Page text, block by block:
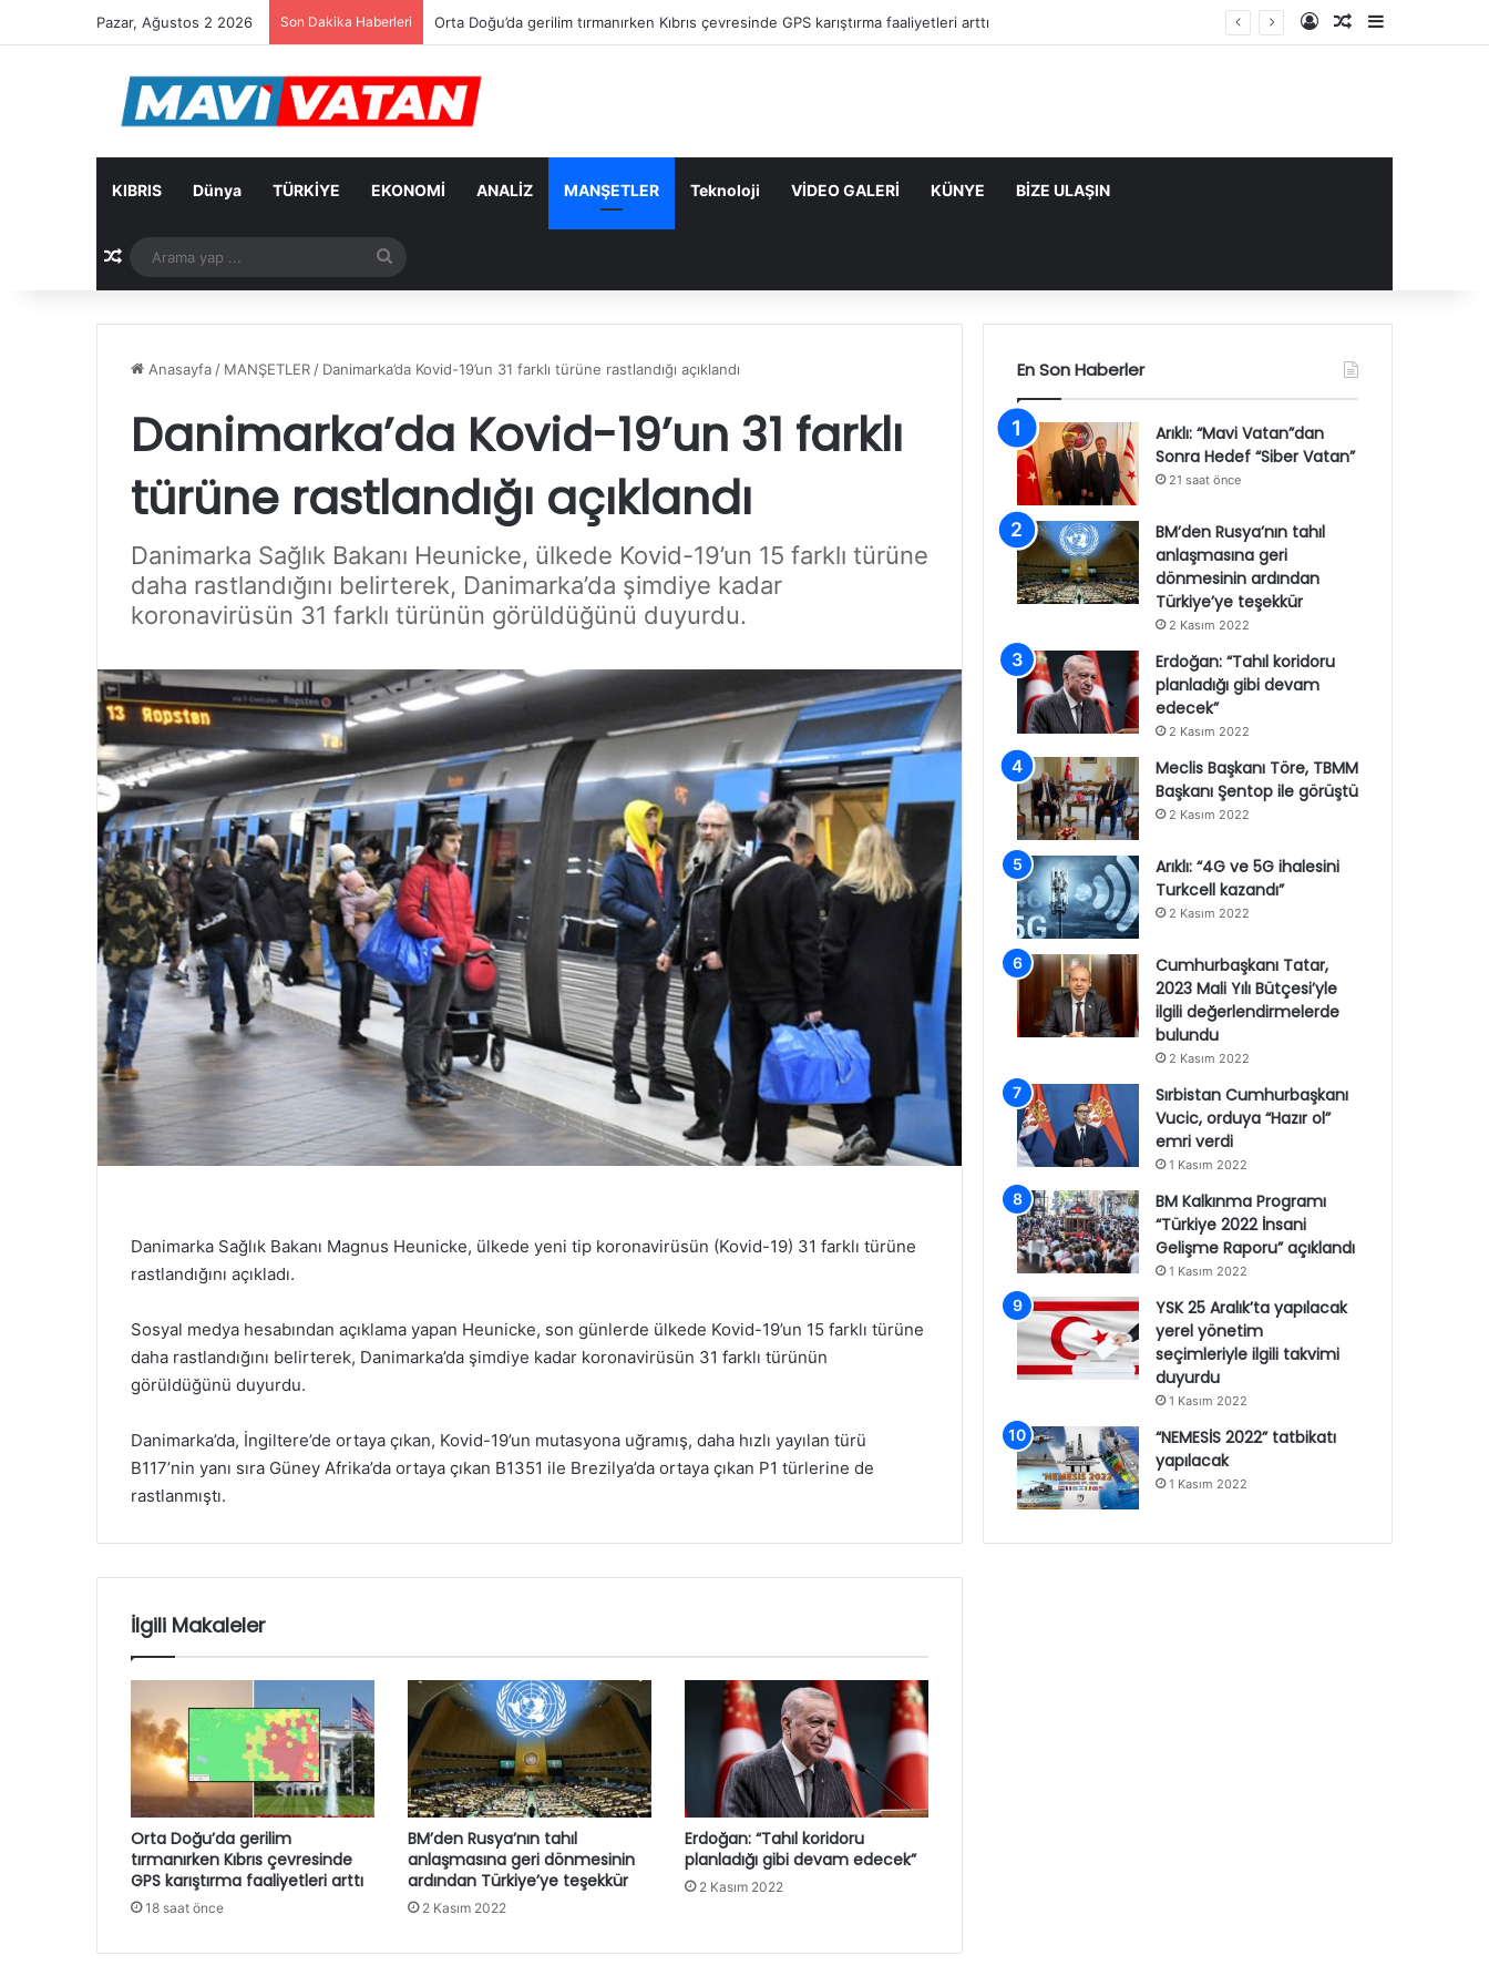
Pazar, Ağustos 2 2026 Son Dakika Haberleri Orta Doğu’da gerilim tırmanırken Kıbrıs çevresinde GPS karıştırma faaliyetleri arttı Kayıt OlRastgele Makale
Kenar
KIBRIS Dünya TÜRKİYE EKONOMİ ANALİZ MANŞETLER Teknoloji VİDEO GALERİ KÜNYE BİZE ULAŞIN
Rastgele Makale
yap
Anasayfa / MANŞETLER / Danimarka’da Kovid-19’un 31 farklı türüne rastlandığı açıklandı
Danimarka’da Kovid-19’un 31 farklı
türüne rastlandığı açıklandı
Danimarka Sağlık Bakanı Heunicke, ülkede Kovid-19’un 15 farklı türüne
daha rastlandığını belirterek, Danimarka’da şimdiye kadar
koronavirüsün 31 farklı türünün görüldüğünü duyurdu.
Danimarka Sağlık Bakanı Magnus Heunicke, ülkede yeni tip koronavirüsün (Kovid-19) 31 farklı türüne
rastlandığını açıkladı.
Sosyal medya hesabından açıklama yapan Heunicke, son günlerde ülkede Kovid-19’un 15 farklı türüne
daha rastlandığını belirterek, Danimarka’da şimdiye kadar koronavirüsün 31 farklı türünün
görüldüğünü duyurdu.
Danimarka’da, İngiltere’de ortaya çıkan, Kovid-19’un mutasyona uğramış, daha hızlı yayılan türü
B117’nin yanı sıra Güney Afrika’da ortaya çıkan B1351 ile Brezilya’da ortaya çıkan P1 türlerine de
rastlanmıştı.
İlgili Makaleler
Orta Doğu’da gerilim
tırmanırken Kıbrıs çevresinde
GPS karıştırma faaliyetleri arttı
18 saat önce
BM’den Rusya’nın tahıl
anlaşmasına geri dönmesinin
ardından Türkiye’ye teşekkür
2 Kasım 2022
Erdoğan: “Tahıl koridoru
planladığı gibi devam edecek”
2 Kasım 2022
En Son Haberler
Arıklı: “Mavi Vatan”dan
Sonra Hedef “Siber Vatan”
21 saat önce
BM’den Rusya’nın tahıl
anlaşmasına geri
dönmesinin ardından
Türkiye’ye teşekkür
2 Kasım 2022
Erdoğan: “Tahıl koridoru
planladığı gibi devam
edecek”
2 Kasım 2022
Meclis Başkanı Töre, TBMM
Başkanı Şentop ile görüştü
2 Kasım 2022
Arıklı: “4G ve 5G ihalesini
Turkcell kazandı”
2 Kasım 2022
Cumhurbaşkanı Tatar,
2023 Mali Yılı Bütçesi’yle
ilgili değerlendirmelerde
bulundu
2 Kasım 2022
Sırbistan Cumhurbaşkanı
Vucic, orduya “Hazır ol”
emri verdi
1 Kasım 2022
BM Kalkınma Programı
“Türkiye 2022 İnsani
Gelişme Raporu” açıklandı
1 Kasım 2022
YSK 25 Aralık’ta yapılacak
yerel yönetim
seçimleriyle ilgili takvimi
duyurdu
1 Kasım 2022
“NEMESİS 2022” tatbikatı
yapılacak
1 Kasım 2022